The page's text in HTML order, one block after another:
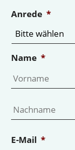
Anrede *
Name *
E-Mail *